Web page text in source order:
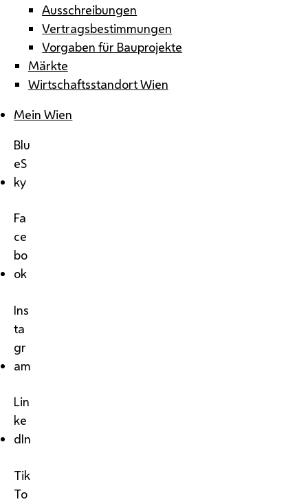
Ausschreibungen
Vertragsbestimmungen
Vorgaben für Bauprojekte
Märkte
Wirtschaftsstandort Wien
Mein Wien
Blu
eS
ky
Fa
ce
bo
ok
Ins
ta
gr
am
Lin
ke
dIn
Tik
To